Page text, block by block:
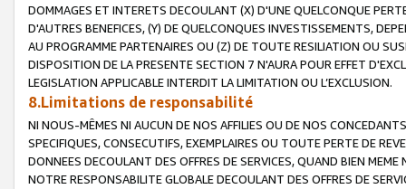
DOMMAGES ET INTERETS DECOULANT (X) D'UNE QUELCONQUE
D'AUTRES BENEFICES, (Y) DE QUELCONQUES INVESTISSEMENTS,
AU PROGRAMME PARTENAIRES OU (Z) DE TOUTE RESILIATION OU
DISPOSITION DE LA PRESENTE SECTION 7 N'AURA POUR EFFET
LEGISLATION APPLICABLE INTERDIT LA LIMITATION OU L’EXCLUSION.
8.Limitations de responsabilité
NI NOUS-MÊMES NI AUCUN DE NOS AFFILIES OU DE NOS
SPECIFIQUES, CONSECUTIFS, EXEMPLAIRES OU TOUTE PERTE DE
DONNEES DECOULANT DES OFFRES DE SERVICES, QUAND BIEN
NOTRE RESPONSABILITE GLOBALE DECOULANT DES OFFRES DE